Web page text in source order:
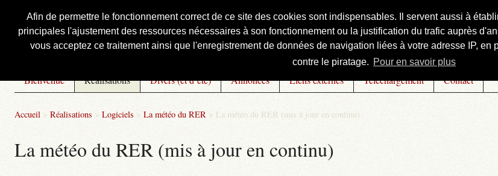
Afin de permettre le fonctionnement correct de ce site des cookies sont indispensables. Il servent aussi à
principales l'ajustement des ressources nécessaires à son fonctionnement ou la justification du trafic auprès
vous acceptez ce traitement ainsi que l'enregistrement de données de navigation liées à votre adresse IP,
contre le piratage. Pour en savoir plus
Courbis, « LE » Blog Officiel
Bienvenue Réalisations Divers (et d’été) Annonces Liens externes Téléchargement Contact
Accueil > Réalisations > Logiciels > La météo du RER > La météo du RER (mis à jour en continu)
La météo du RER (mis à jour en continu)